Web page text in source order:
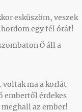
esküszöm, veszek
egy fél órát!
Ő áll a
ma a korlát
érdekes
az ember!